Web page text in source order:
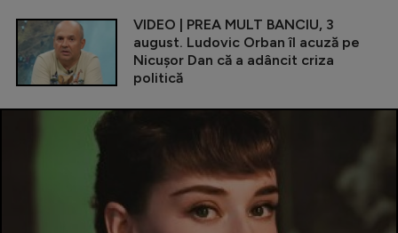
VIDEO | PREA MULT BANCIU, 3
august. Ludovic Orban îl acuză pe
Nicușor Dan că a adâncit criza
politică